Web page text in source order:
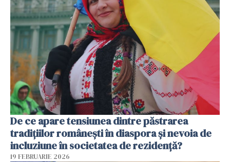
De ce apare tensiunea dintre păstrarea
tradițiilor românești în diaspora și nevoia de
incluziune în societatea de rezidență?
19 FEBRUARIE 2026